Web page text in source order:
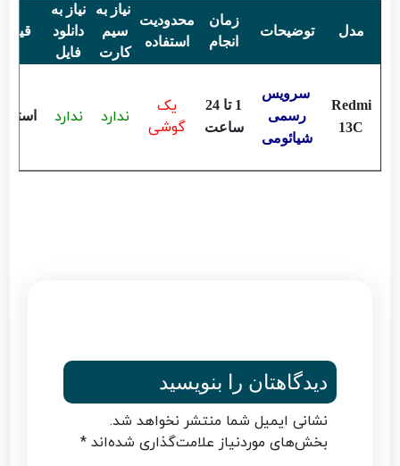
مدل توضیحات
زمان
انجام
محدودیت
استفاده
نیاز به
سیم
کارت
نیاز به
دانلود
فایل
Redmi
13C
سرویس
رسمی
شیائومی
1 تا 24
ساعت
یک
گوشی
ندارد ندارد
دیدگاهتان را بنویسید
نشانی ایمیل شما منتشر نخواهد شد.
بخش‌های موردنیاز علامت‌گذاری شده‌اند*